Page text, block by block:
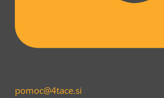
pomoc@4tace.si